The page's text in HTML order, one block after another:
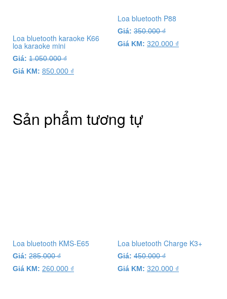
Loa bluetooth karaoke K66
loa karaoke mini
Giá: 1.050.000₫
Giá KM: 850.000 ₫
Loa bluetooth P88
Giá: 350.000₫
Giá KM: 320.000 ₫
Sản phẩm tương tự
Loa bluetooth KMS-E65
Giá: 285.000₫
Giá KM: 260.000 ₫
Loa bluetooth Charge K3+
Giá: 450.000₫
Giá KM: 320.000 ₫